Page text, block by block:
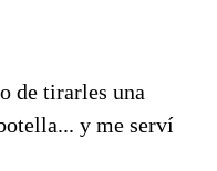
de tirarles una
y me serví